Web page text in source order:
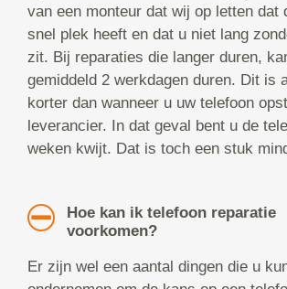
van een monteur dat wij op letten dat
snel plek heeft en dat u niet lang
zit. Bij reparaties die langer duren,
gemiddeld 2 werkdagen duren. Dit is
korter dan wanneer u uw telefoon
leverancier. In dat geval bent u de
weken kwijt. Dat is toch een stuk
Hoe kan ik telefoon reparatie
voorkomen?
Er zijn wel een aantal dingen die u